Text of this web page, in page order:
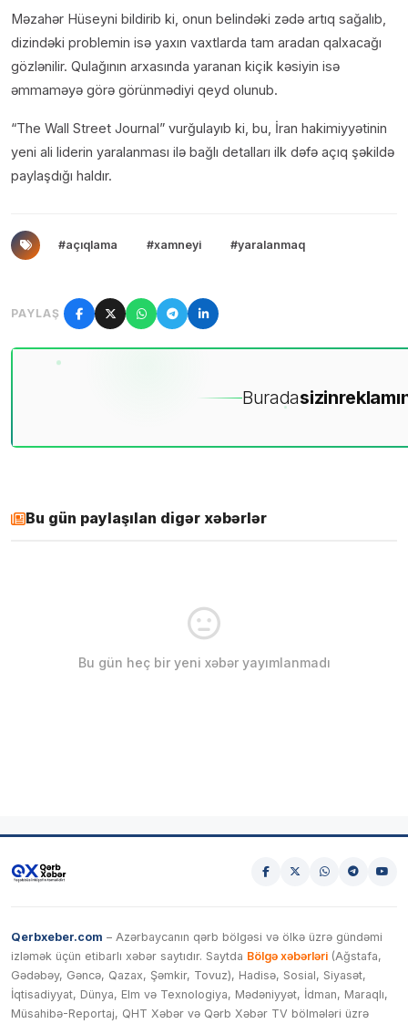
Məzahər Hüseyni bildirib ki, onun belindəki zədə artıq sağalıb,
dizindəki problemin isə yaxın vaxtlarda tam aradan qalxacağı
gözlənilir. Qulağının arxasında yaranan kiçik kəsiyin isə
əmmaməyə görə görünmədiyi qeyd olunub.
“The Wall Street Journal” vurğulayıb ki, bu, İran hakimiyyətinin
yeni ali liderin yaralanması ilə bağlı detalları ilk dəfə açıq şəkildə
paylaşdığı haldır.
#açıqlama #xamneyi #yaralanmaq
PAYLAŞ
Buradasizin
Bu gün paylaşılan digər xəbərlər
Bu gün heç bir yeni xəbər yayımlanmadı
Qerbxeber.com – Azərbaycanın qərb bölgəsi və ölkə üzrə gündəmi
izləmək üçün etibarlı xəbər saytıdır. Saytda Bölgə xəbərləri (Ağstafa,
Gədəbəy, Gəncə, Qazax, Şəmkir, Tovuz), Hadisə, Sosial, Siyasət,
İqtisadiyyat, Dünya, Elm və Texnologiya, Mədəniyyət, İdman, Maraqlı,
Müsahibə-Reportaj, QHT Xəbər və Qərb Xəbər TV bölmələri üzrə